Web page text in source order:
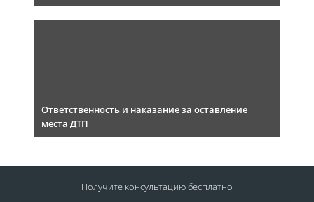
Ответственность и наказание за оставление
места ДТП
Получите консультациюбесплатно